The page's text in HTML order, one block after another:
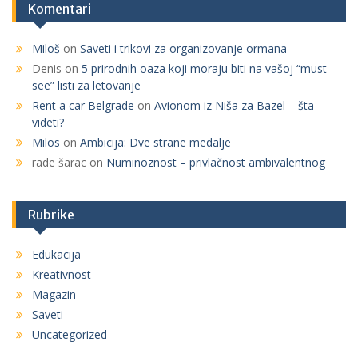
Komentari
Miloš on Saveti i trikovi za organizovanje ormana
Denis on 5 prirodnih oaza koji moraju biti na vašoj “must
see” listi za letovanje
Rent a car Belgrade on Avionom iz Niša za Bazel – šta
videti?
Milos on Ambicija: Dve strane medalje
rade šarac on Numinoznost – privlačnost ambivalentnog
Rubrike
Edukacija
Kreativnost
Magazin
Saveti
Uncategorized